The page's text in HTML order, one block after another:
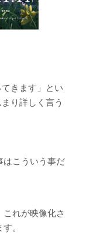
きます」とい
り詳しく言う
はこういう事だ
れが映像化さ
。